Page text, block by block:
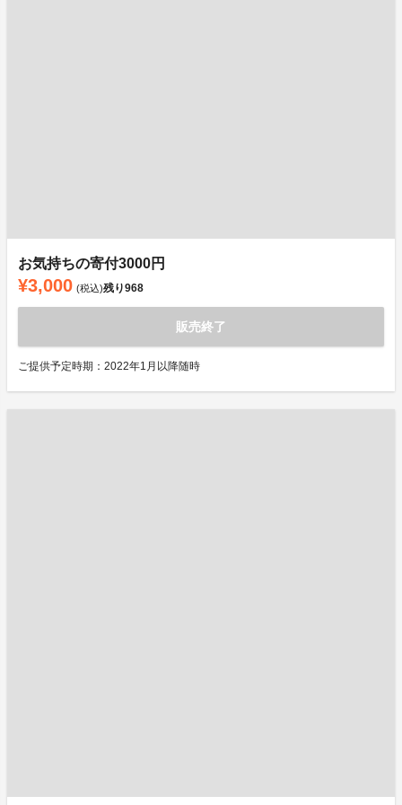
お気持ちの寄付3000円
¥3,000 (税込)残り968
販売終了
ご提供予定時期：2022年1月以降随時